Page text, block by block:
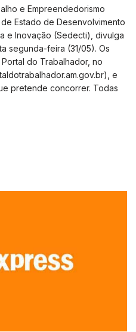
e Empreendedorismo
Estado de Desenvolvimento
e Inovação (Sedecti), divulga
segunda-feira (31/05). Os
do Trabalhador, no
e
pretende concorrer. Todas